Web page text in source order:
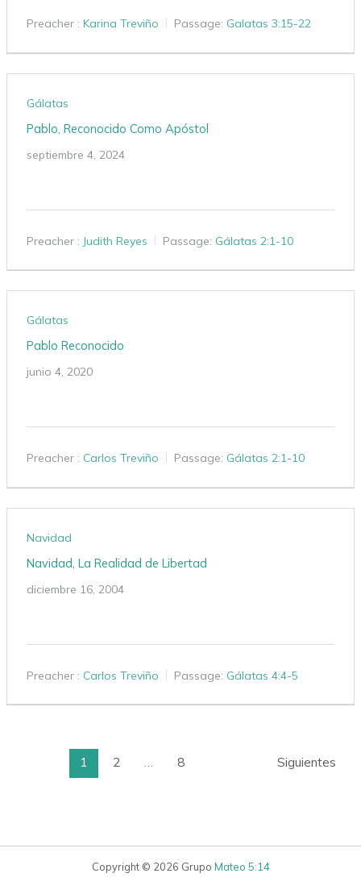
Preacher : Karina Treviño Passage: Galatas 3:15-22
Gálatas
Pablo, Reconocido Como Apóstol
septiembre 4, 2024
Preacher : Judith Reyes Passage: Gálatas 2:1-10
Gálatas
Pablo Reconocido
junio 4, 2020
Preacher : Carlos Treviño Passage: Gálatas 2:1-10
Navidad
Navidad, La Realidad de Libertad
diciembre 16, 2004
Preacher : Carlos Treviño Passage: Gálatas 4:4-5
1 2 8 Siguientes
Copyright © 2026 Grupo Mateo 5:14